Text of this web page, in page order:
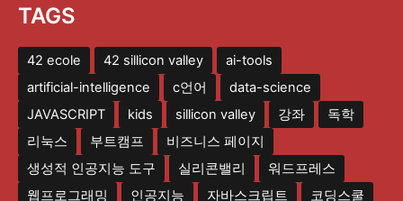
TAGS
42 ecole 42 sillicon valley
ai-tools
artificial-intelligence
c언어
data-science
JAVASCRIPT
kids sillicon valley 강좌
독학
리눅스
부트캠프
비즈니스 페이지
생성적 인공지능 도구
실리콘밸리
워드프레스
웹프로그래밍
인공지능 자바스크립트 코딩스쿨